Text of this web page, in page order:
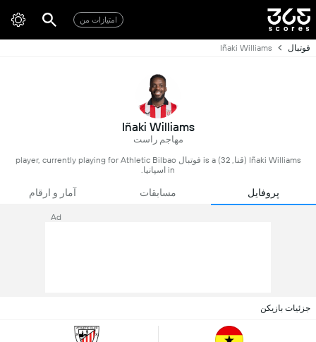
امتیازات من
فوتبال Iñaki Williams
Iñaki Williams
مهاجم راست
Iñaki Williams (قنا, 32) is a فوتبال player, currently playing for Athletic Bilbao
in اسپانیا.
پروفایل مسابقات آمار و ارقام
Ad
جزئیات بازیکن